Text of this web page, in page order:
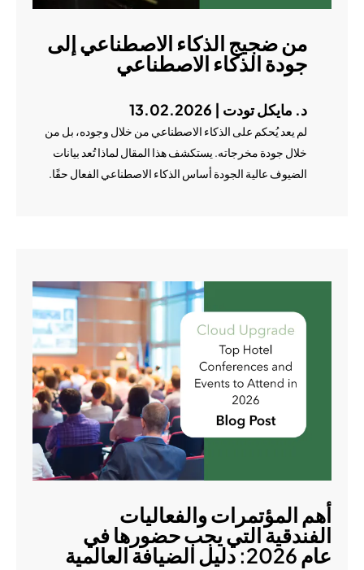
من ضجيج الذكاء الاصطناعي إلى
جودة الذكاء الاصطناعي
د. مايكل تودت | 13.02.2026
لم يعد يُحكم على الذكاء الاصطناعي من خلال وجوده، بل من
خلال جودة مخرجاته. يستكشف هذا المقال لماذا تُعد بيانات
الضيوف عالية الجودة أساس الذكاء الاصطناعي الفعال حقًا.
أهم المؤتمرات والفعاليات
الفندقية التي يجب حضورها في
عام 2026: دليل الضيافة العالمية